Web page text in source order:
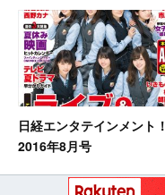
日経エンタテインメント！
2016年8月号